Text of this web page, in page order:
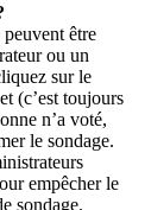
peuvent être
ou un
sur le
(c’est toujours
n’a voté,
le sondage.
empêcher le
sondage.